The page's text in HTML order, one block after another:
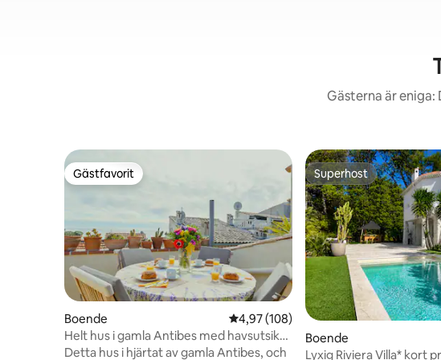
Gästerna är eniga:
Gästfavorit
Gästfavorit
Boende 4,97 av 5 i genomsnittligt betyg, 108
4,97 (108)
Helt hus i gamla Antibes med havsutsikt -
luftkonditionering/Wi-fi
Detta hus i hjärtat av gamla Antibes, och
Superhost
Superhost
Boende
Lyxig Riviera Villa* kort